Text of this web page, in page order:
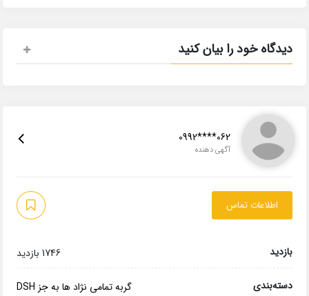
دیدگاه خود را بیان کنید
0992****062
آگهی دهنده
اطلاعات تماس
بازدید 1746 بازدید
دسته‌بندی گربه تمامی نژاد ها به جز DSH